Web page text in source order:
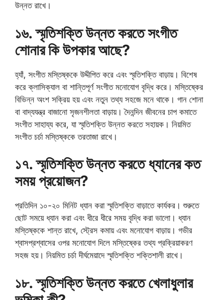
উন্নত রাখে।
১৬. স্মৃতিশক্তি উন্নত করতে সংগীত
শোনার কি উপকার আছে?
হ্যাঁ, সংগীত মস্তিষ্ককে উদ্দীপিত করে এবং স্মৃতিশক্তি বাড়ায়। বিশেষ
করে ক্লাসিক্যাল বা শান্তিপূর্ণ সংগীত মনোযোগ বৃদ্ধি করে। মস্তিষ্কের
বিভিন্ন অংশ সক্রিয় হয় এবং নতুন তথ্য সহজে মনে থাকে। গান শোনা
বা বাদ্যযন্ত্র বাজানো সৃজনশীলতা বাড়ায়। দৈনন্দিন জীবনের চাপ কমাতে
সংগীত সাহায্য করে, যা স্মৃতিশক্তি উন্নত করতে সহায়ক। নিয়মিত
সংগীত চর্চা মস্তিষ্ককে তরতাজা রাখে।
১৭. স্মৃতিশক্তি উন্নত করতে ধ্যানের কত
সময় প্রয়োজন?
প্রতিদিন ১০-২০ মিনিট ধ্যান করা স্মৃতিশক্তি বাড়াতে কার্যকর। শুরুতে
ছোট সময়ে ধ্যান করা এবং ধীরে ধীরে সময় বৃদ্ধি করা ভালো। ধ্যান
মস্তিষ্ককে শান্ত রাখে, স্ট্রেস কমায় এবং মনোযোগ বাড়ায়। গভীর
শ্বাসপ্রশ্বাসের ওপর মনোযোগ দিলে মস্তিষ্কের তথ্য প্রক্রিয়াকরণ
সহজ হয়। নিয়মিত চর্চা দীর্ঘমেয়াদে স্মৃতিশক্তি শক্তিশালী রাখে।
১৮. স্মৃতিশক্তি উন্নত করতে খেলাধুলার